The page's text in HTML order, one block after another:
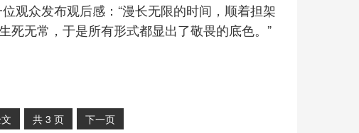
观众发布观后感：“漫长无限的时间，顺着担架
死无常，于是所有形式都显出了敬畏的底色。”
共 3 页 下一页